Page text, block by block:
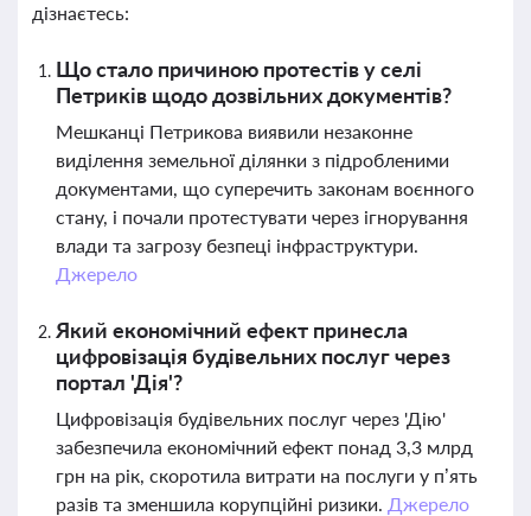
дізнаєтесь:
Що стало причиною протестів у селі
Петриків щодо дозвільних документів?
Мешканці Петрикова виявили незаконне
виділення земельної ділянки з підробленими
документами, що суперечить законам воєнного
стану, і почали протестувати через ігнорування
влади та загрозу безпеці інфраструктури.
Джерело
Який економічний ефект принесла
цифровізація будівельних послуг через
портал 'Дія'?
Цифровізація будівельних послуг через 'Дію'
забезпечила економічний ефект понад 3,3 млрд
грн на рік, скоротила витрати на послуги у п’ять
разів та зменшила корупційні ризики. Джерело